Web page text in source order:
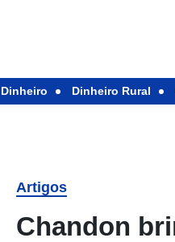
Dinheiro Dinheiro Rural
Artigos
Chandon